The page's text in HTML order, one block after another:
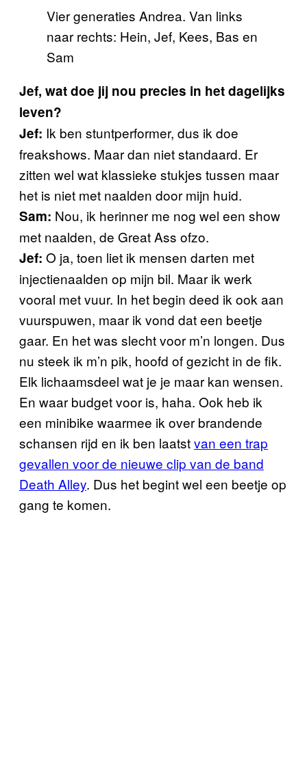
Vier generaties Andrea. Van links
naar rechts: Hein, Jef, Kees, Bas en
Sam
Jef, wat doe jij nou precies in het dagelijks
leven?
Jef: Ik ben stuntperformer, dus ik doe
freakshows. Maar dan niet standaard. Er
zitten wel wat klassieke stukjes tussen maar
het is niet met naalden door mijn huid.
Sam: Nou, ik herinner me nog wel een show
met naalden, de Great Ass ofzo.
Jef: O ja, toen liet ik mensen darten met
injectienaalden op mijn bil. Maar ik werk
vooral met vuur. In het begin deed ik ook aan
vuurspuwen, maar ik vond dat een beetje
gaar. En het was slecht voor m’n longen. Dus
nu steek ik m’n pik, hoofd of gezicht in de fik.
Elk lichaamsdeel wat je je maar kan wensen.
En waar budget voor is, haha. Ook heb ik
een minibike waarmee ik over brandende
schansen rijd en ik ben laatstvan een trap
gevallen voor de nieuwe clip van de band
Death Alley. Dus het begint wel een beetje op
gang te komen.